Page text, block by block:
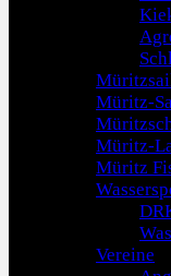
Müritz-
Müritz-
Müritz
Vereine